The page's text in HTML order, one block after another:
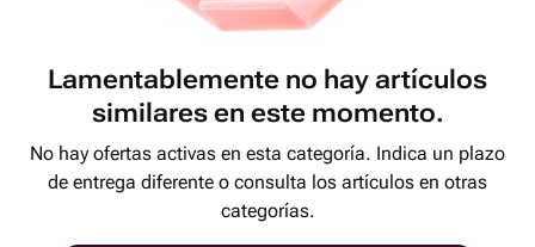
Lamentablemente no hay artículos
similares en este momento.
No hay ofertas activas en esta categoría. Indica un plazo
de entrega diferente o consulta los artículos en otras
categorías.